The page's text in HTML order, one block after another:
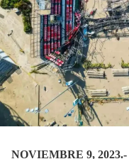
NOVIEMBRE 9, 2023.-